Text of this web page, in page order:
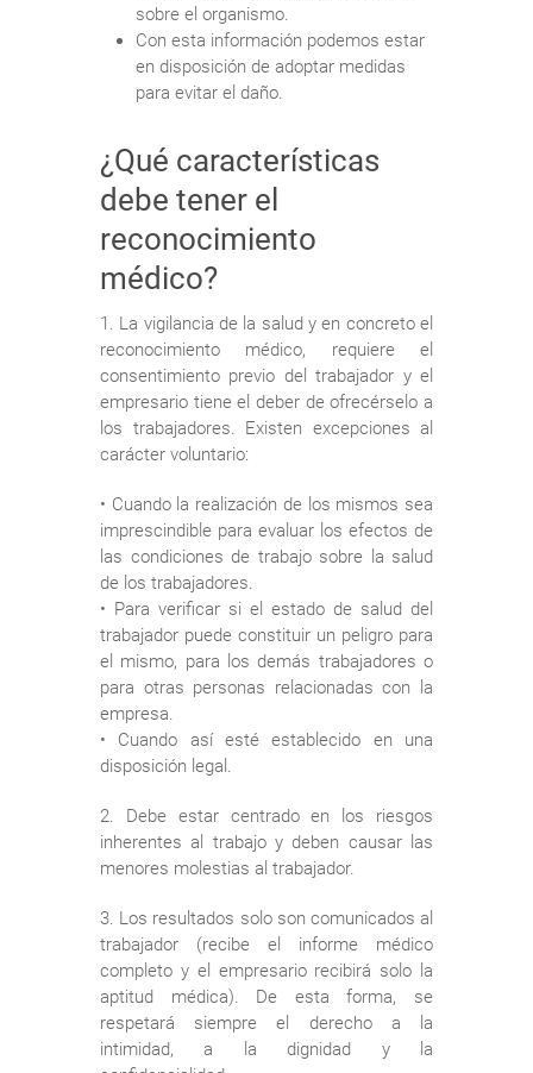
sobre el organismo.
Con esta información podemos estar
en disposición de adoptar medidas
para evitar el daño.
¿Qué características
debe tener el
reconocimiento
médico?
1. La vigilancia de la salud y en concreto el
reconocimiento médico, requiere el
consentimiento previo del trabajador y el
empresario tiene el deber de ofrecérselo a
los trabajadores. Existen excepciones al
carácter voluntario:
• Cuando la realización de los mismos sea
imprescindible para evaluar los efectos de
las condiciones de trabajo sobre la salud
de los trabajadores.
• Para verificar si el estado de salud del
trabajador puede constituir un peligro para
el mismo, para los demás trabajadores o
para otras personas relacionadas con la
empresa.
• Cuando así esté establecido en una
disposición legal.
2. Debe estar centrado en los riesgos
inherentes al trabajo y deben causar las
menores molestias al trabajador.
3. Los resultados solo son comunicados al
trabajador (recibe el informe médico
completo y el empresario recibirá solo la
aptitud médica). De esta forma, se
respetará siempre el derecho a la
intimidad, a la dignidad y la